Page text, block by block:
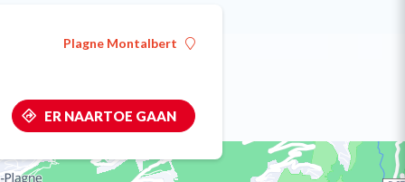
Plagne Montalbert
ER NAARTOE GAAN